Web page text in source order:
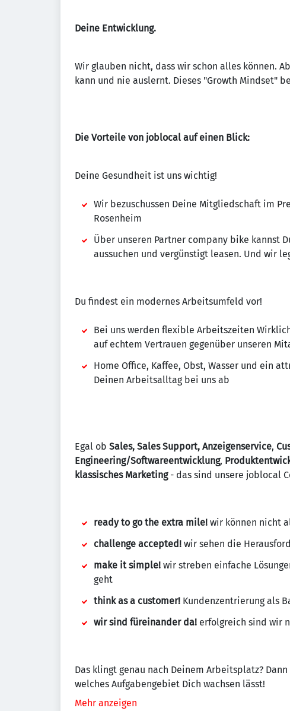
Deine Entwicklung.
Wir glauben nicht, dass wir schon alles können.
kann und nie auslernt. Dieses "Growth Mindset"
Die Vorteile von joblocal auf einen Blick:
Deine Gesundheit ist uns wichtig!
Wir bezuschussen Deine Mitgliedschaft im
Rosenheim
Über unseren Partner company bike kannst
aussuchen und vergünstigt leasen. Und wir
Du findest ein modernes Arbeitsumfeld vor!
Bei uns werden flexible Arbeitszeiten
auf echtem Vertrauen gegenüber unseren
Home Office, Kaffee, Obst, Wasser und ein
Deinen Arbeitsalltag bei uns ab
Egal ob Sales, Sales Support, Anzeigenservice,
Engineering/Softwareentwicklung,
klassisches Marketing- das sind unsere joblocal
ready to go the extra mile! wir können nicht
challenge accepted! wir sehen die
make it simple! wir streben einfache
geht
think as a customer! Kundenzentrierung als
wir sind füreinander da! erfolgreich sind wir
Das klingt genau nach Deinem Arbeitsplatz?
welches Aufgabengebiet Dich wachsen lässt!
Mehr anzeigen